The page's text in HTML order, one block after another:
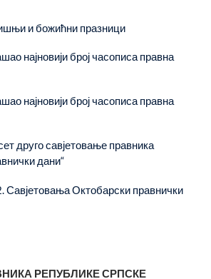
и божићни празници
најновији број часописа правна
најновији број часописа правна
друго савјетовање правника
дани“
Савјетовања Октобарски правнички
РЕПУБЛИКЕ СРПСКЕ